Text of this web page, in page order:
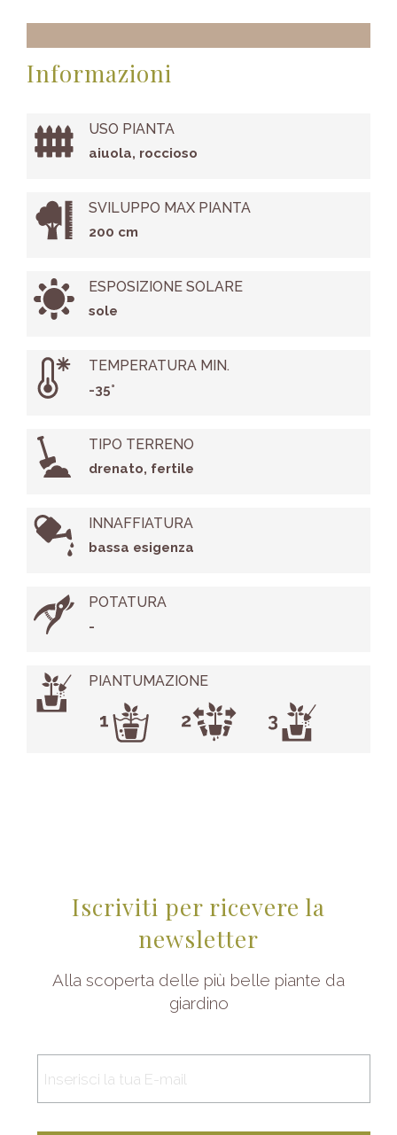
Informazioni
USO PIANTA
aiuola, roccioso
SVILUPPO MAX PIANTA
200 cm
ESPOSIZIONE SOLARE
sole
TEMPERATURA MIN.
-35°
TIPO TERRENO
drenato, fertile
INNAFFIATURA
bassa esigenza
POTATURA
-
PIANTUMAZIONE
Iscriviti per ricevere la
newsletter
Alla scoperta delle più belle piante da
giardino